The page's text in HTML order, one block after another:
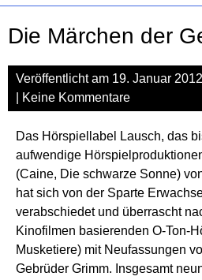
Die Märchen der
Veröffentlicht am 19. Januar 2012
Keine Kommentare
Das Hörspiellabel Lausch, das
aufwendige
(Caine, Die schwarze Sonne)
hat sich von der Sparte
verabschiedet und überrascht
Kinofilmen basierenden O-Ton-
Musketiere) mit Neufassungen
Gebrüder Grimm. Insgesamt